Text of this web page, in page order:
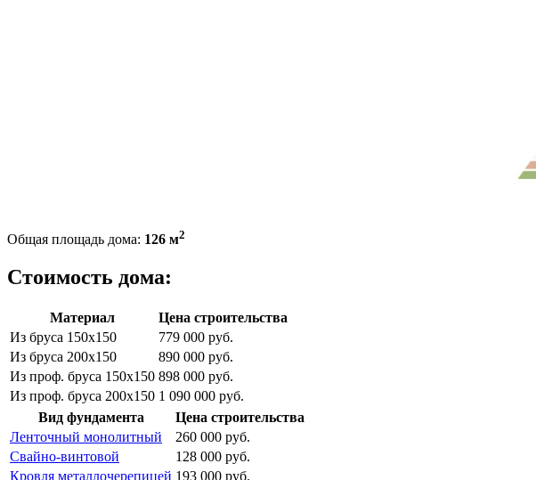
Общая площадь дома: 126 м2
Стоимость дома:
Материал
Цена строительства
Из бруса 150х150
779 000 руб.
Из бруса 200х150
890 000 руб.
Из проф. бруса 150х150 898 000 руб.
Из проф. бруса 200х150 1 090 000 руб.
Вид фундамента
Цена строительства
Ленточный монолитный
260 000 руб.
Свайно-винтовой
128 000 руб.
Кровля металлочерепицей 193 000 руб.